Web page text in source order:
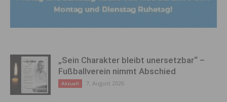
„Sein Charakter bleibt unersetzbar“ –
Fußballverein nimmt Abschied
Aktuell 7. August 2026